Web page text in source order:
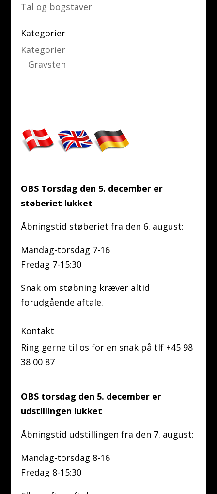
Tal og bogstaver
Kategorier
Kategorier
Gravsten
OBS Torsdag den 5. december er
støberiet lukket
Åbningstid støberiet fra den 6. august:
Mandag-torsdag 7-16
Fredag 7-15:30
Snak om støbning kræver altid
forudgående aftale.
Kontakt
Ring gerne til os for en snak på tlf +45 98
38 00 87
OBS torsdag den 5. december er
udstillingen lukket
Åbningstid udstillingen fra den 7. august:
Mandag-torsdag 8-16
Fredag 8-15:30